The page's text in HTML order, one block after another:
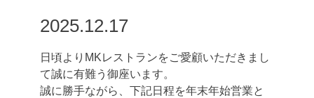
2025.12.17
日頃よりMKレストランをご愛顧いただきまし
て誠に有難う御座います。
誠に勝手ながら、下記日程を年末年始営業と